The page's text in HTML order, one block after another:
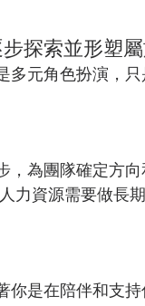
探索並形塑
多元角色扮演，
，為團隊確定方
力資源需要做長
你是在陪伴和支